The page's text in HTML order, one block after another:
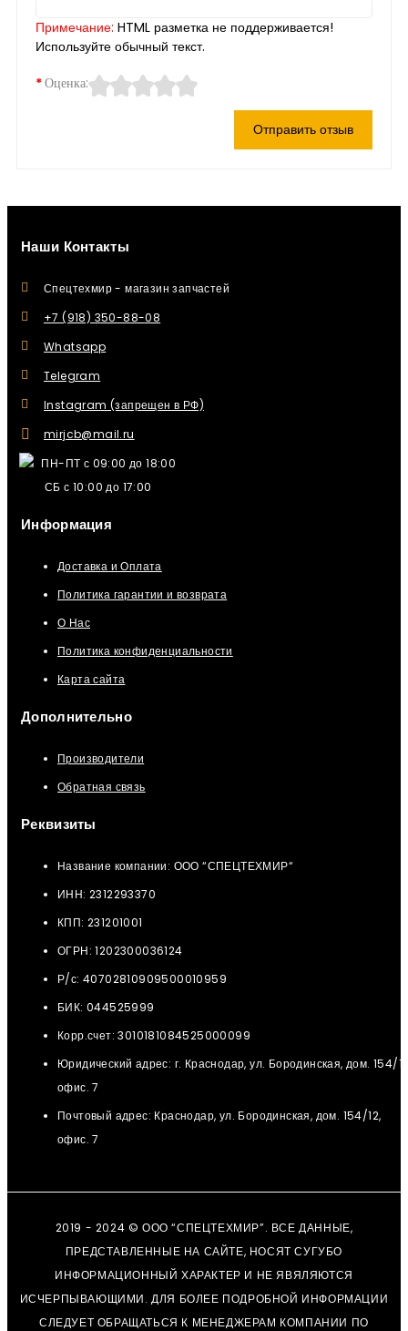
Примечание: HTML разметка не поддерживается!
Используйте обычный текст.
Оценка:
Отправить отзыв
Наши Контакты
Спецтехмир - магазин запчастей
+7 (918) 350-88-08
Whatsapp
Telegram
Instagram (запрещен в РФ)
mirjcb@mail.ru
ПН-ПТ с 09:00 до 18:00
СБ с 10:00 до 17:00
Информация
Доставка и Оплата
Политика гарантии и возврата
О Нас
Политика конфиденциальности
Карта сайта
Дополнительно
Производители
Обратная связь
Реквизиты
Название компании: ООО “СПЕЦТЕХМИР“
ИНН: 2312293370
КПП: 231201001
ОГРН: 1202300036124
Р/с: 40702810909500010959
БИК: 044525999
Корр.счет: 3010181084525000099
Юридический адрес: г. Краснодар, ул. Бородинская, дом. 154/
офис. 7
Почтовый адрес: Краснодар, ул. Бородинская, дом. 154/12,
офис. 7
2019 - 2024 © ООО “СПЕЦТЕХМИР”. ВСЕ ДАННЫЕ,
ПРЕДСТАВЛЕННЫЕ НА САЙТЕ, НОСЯТ СУГУБО
ИНФОРМАЦИОННЫЙ ХАРАКТЕР И НЕ ЯВЯЛЯЮТСЯ
ИСЧЕРПЫВАЮЩИМИ. ДЛЯ БОЛЕЕ ПОДРОБНОЙ ИНФОРМАЦИИ
СЛЕДУЕТ ОБРАЩАТЬСЯ К МЕНЕДЖЕРАМ КОМПАНИИ ПО